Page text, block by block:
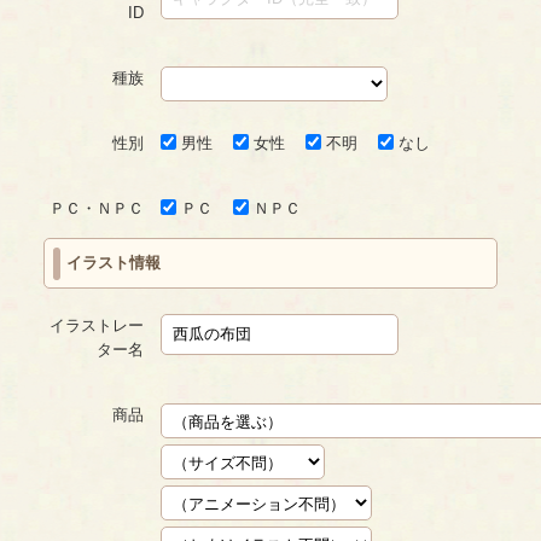
ID
種族
性別 男性 女性 不明 なし
ＰＣ・ＮＰＣ ＰＣ ＮＰＣ
イラスト情報
イラストレー
ター名
商品